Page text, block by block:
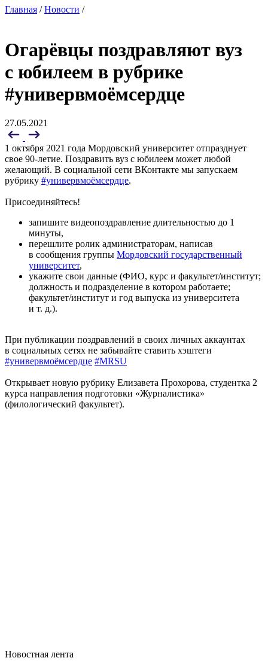
Главная /Новости /
Огарёвцы поздравляют вуз
с юбилеем в рубрике
#универвмоёмсердце
27.05.2021
1 октября 2021 года Мордовский университет отпразднует
свое 90-летие. Поздравить вуз с юбилеем может любой
желающий. В социальной сети ВКонтакте мы запускаем
рубрику #универвмоёмсердце.
Присоединяйтесь!
запишите видеопоздравление длительностью до 1
минуты,
перешлите ролик администраторам, написав
в сообщения группы Мордовский государственный
университет,
укажите свои данные (ФИО, курс и факультет/институт;
должность и подразделение в котором работаете;
факультет/институт и год выпуска из университета
и т. д.).
При публикации поздравлений в своих личных аккаунтах
в социальных сетях не забывайте ставить хэштеги
#универвмоёмсердце #MRSU
Открывает новую рубрику Елизавета Прохорова, студентка 2
курса направления подготовки «Журналистика»
(филологический факультет).
Новостная лента